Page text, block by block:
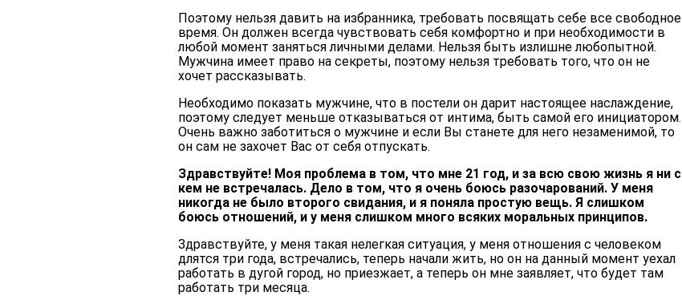
Поэтому нельзя давить на избранника, требовать посвящать себе все свободное
время. Он должен всегда чувствовать себя комфортно и при необходимости в
любой момент заняться личными делами. Нельзя быть излишне любопытной.
Мужчина имеет право на секреты, поэтому нельзя требовать того, что он не
хочет рассказывать.
Необходимо показать мужчине, что в постели он дарит настоящее наслаждение,
поэтому следует меньше отказываться от интима, быть самой его инициатором.
Очень важно заботиться о мужчине и если Вы станете для него незаменимой, то
он сам не захочет Вас от себя отпускать.
Здравствуйте! Моя проблема в том, что мне 21 год, и за всю свою жизнь я ни с
кем не встречалась. Дело в том, что я очень боюсь разочарований. У меня
никогда не было второго свидания, и я поняла простую вещь. Я слишком
боюсь отношений, и у меня слишком много всяких моральных принципов.
Здравствуйте, у меня такая нелегкая ситуация, у меня отношения с человеком
длятся три года, встречались, теперь начали жить, но он на данный момент уехал
работать в дугой город, но приезжает, а теперь он мне заявляет, что будет там
работать три месяца.